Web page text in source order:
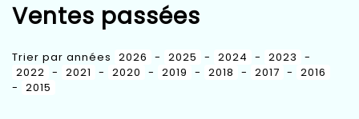
Ventes passées
Trier par années 2026 - 2025 - 2024 - 2023 -
2022 - 2021 - 2020 - 2019 - 2018 - 2017 - 2016
- 2015